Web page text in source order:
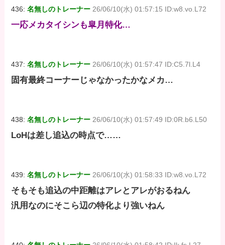
436:名無しのトレーナー 26/06/10(水) 01:57:15 ID:w8.vo.L72
一応メカタイシンも皐月特化…
437:名無しのトレーナー 26/06/10(水) 01:57:47 ID:C5.7l.L4
固有最終コーナーじゃなかったかなメカ…
438:名無しのトレーナー 26/06/10(水) 01:57:49 ID:0R.b6.L50
LoHは差し追込の時点で……
439:名無しのトレーナー 26/06/10(水) 01:58:33 ID:w8.vo.L72
そもそも追込の中距離はアレとアレがおるねん
汎用なのにそこら辺の特化より強いねん